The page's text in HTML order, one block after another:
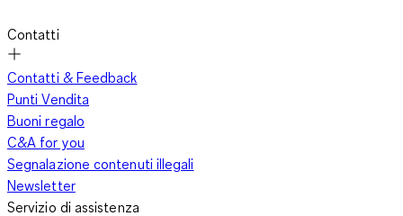
Contatti
Contatti & Feedback
Punti Vendita
Buoni regalo
C&A for you
Segnalazione contenuti illegali
Newsletter
Servizio di assistenza